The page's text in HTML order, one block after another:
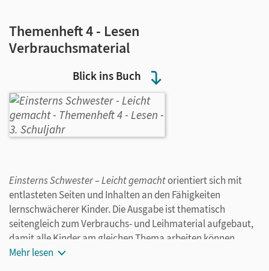
Blick ins Buch
Themenheft 4 - Lesen
Verbrauchsmaterial
Einsterns Schwester – Leicht gemachtorientiert sich mit
entlasteten Seiten und Inhalten an den Fähigkeiten
lernschwächerer Kinder. Die Ausgabe ist thematisch
seitengleich zum Verbrauchs- und Leihmaterial aufgebaut,
damit alle Kinder am gleichen Thema arbeiten können.
Mit dem Themenheft 4 entwickeln Grundschulkinder ihre
Mehr lesen